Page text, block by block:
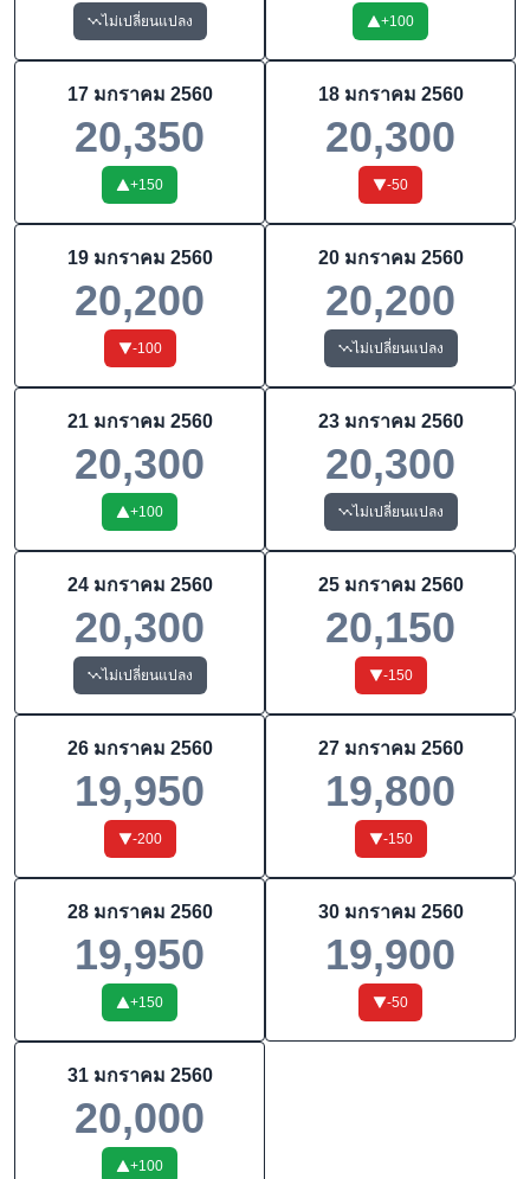
ไม่เปลี่ยนแปลง +100
17 มกราคม 2560
20,350
+150
18 มกราคม 2560
20,300
-50
19 มกราคม 2560
20,200
-100
20 มกราคม 2560
20,200
ไม่เปลี่ยนแปลง
21 มกราคม 2560
20,300
+100
23 มกราคม 2560
20,300
ไม่เปลี่ยนแปลง
24 มกราคม 2560
20,300
ไม่เปลี่ยนแปลง
25 มกราคม 2560
20,150
-150
26 มกราคม 2560
19,950
-200
27 มกราคม 2560
19,800
-150
28 มกราคม 2560
19,950
+150
30 มกราคม 2560
19,900
-50
31 มกราคม 2560
20,000
+100